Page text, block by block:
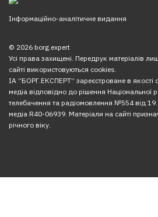
Інформаційно-аналітичне видання
© 2026 borg.expert
Усі права захищені. Передрук матеріалів
сайті використовуються cookies.
ІА “БОРГ.ЕКСПЕРТ” зареєстроване в якості
медіа відповідно до рішення Національної
телебачення та радіомовлення №554 від
медіа R40-06939. Матеріали на сайті
річного віку.